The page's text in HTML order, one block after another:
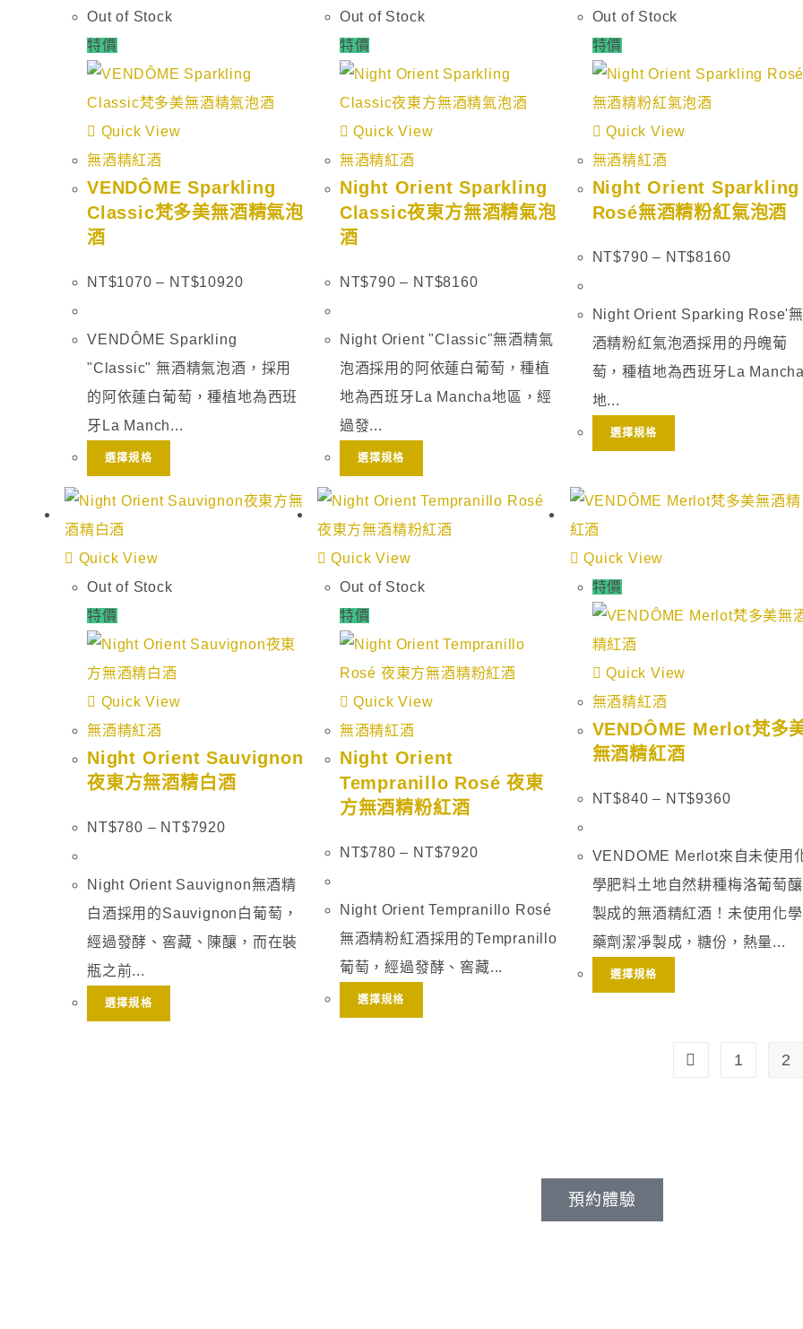
Out of Stock
特價
Quick View
無酒精紅酒
VENDÔME Sparkling
Classic梵多美無酒精氣泡
酒
NT$1070 – NT$10920
VENDÔME Sparkling
"Classic" 無酒精氣泡酒，採用
的阿依蓮白葡萄，種植地為西班
牙La Manch...
選擇規格
Out of Stock
特價
Quick View
無酒精紅酒
Night Orient Sparkling
Classic夜東方無酒精氣泡
酒
NT$790 – NT$8160
Night Orient "Classic"無酒精氣
泡酒採用的阿依蓮白葡萄，種植
地為西班牙La Mancha地區，經
過發...
選擇規格
Out of Stock
特價
Quick View
無酒精紅酒
Night Orient Sparkling
Rosé無酒精粉紅氣泡酒
NT$790 – NT$8160
Night Orient Sparking Rose'無
酒精粉紅氣泡酒採用的丹魄葡
萄，種植地為西班牙La
地...
選擇規格
Quick View
Out of Stock
特價
Quick View
無酒精紅酒
Night Orient Sauvignon
夜東方無酒精白酒
NT$780 – NT$7920
Night Orient Sauvignon無酒精
白酒採用的Sauvignon白葡萄，
經過發酵、窖藏、陳釀，而在裝
瓶之前...
選擇規格
Quick View
Out of Stock
特價
Quick View
無酒精紅酒
Night Orient
Tempranillo Rosé 夜東
方無酒精粉紅酒
NT$780 – NT$7920
Night Orient Tempranillo Rosé
無酒精粉紅酒採用的Tempranillo
葡萄，經過發酵、窖藏...
選擇規格
Quick View
特價
Quick View
無酒精紅酒
VENDÔME Merlot梵多
無酒精紅酒
NT$840 – NT$9360
VENDOME Merlot來自未使用
學肥料土地自然耕種梅洛葡萄釀
製成的無酒精紅酒！未使用化學
藥劑潔凈製成，糖份，熱量...
選擇規格
1 2
預約體驗